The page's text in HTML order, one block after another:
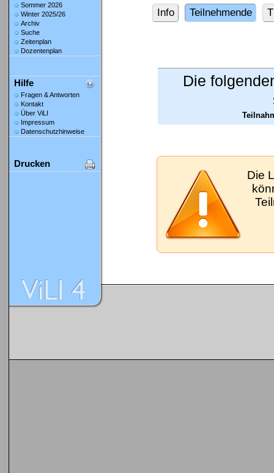
Sommer 2026
Winter 2025/26
Archiv
Suche
Zeitenplan
Dozentenplan
Hilfe
Fragen & Antworten
Kontakt
Über ViLI
Impressum
Datenschutzhinweise
Drucken
Info Teilnehmende
Die
Die